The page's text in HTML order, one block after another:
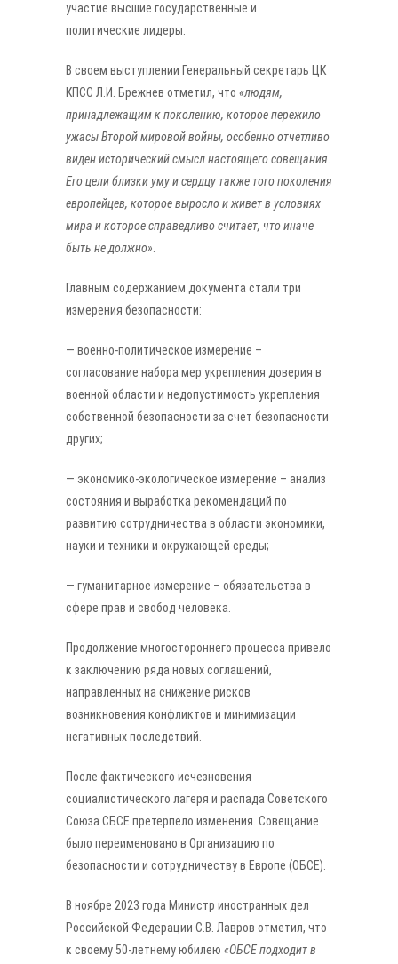
участие высшие государственные и
политические лидеры.
В своем выступлении Генеральный секретарь ЦК
КПСС Л.И. Брежнев отметил, что «людям,
принадлежащим к поколению, которое пережило
ужасы Второй мировой войны, особенно отчетливо
виден исторический смысл настоящего совещания.
Его цели близки уму и сердцу также того поколения
европейцев, которое выросло и живет в условиях
мира и которое справедливо считает, что иначе
быть не должно»
Главным содержанием документа стали три
измерения безопасности:
— военно-политическое измерение –
согласование набора мер укрепления доверия в
военной области и недопустимость укрепления
собственной безопасности за счет безопасности
других;
— экономико-экологическое измерение – анализ
состояния и выработка рекомендаций по
развитию сотрудничества в области экономики,
науки и техники и окружающей среды;
— гуманитарное измерение – обязательства в
сфере прав и свобод человека.
Продолжение многостороннего процесса привело
к заключению ряда новых соглашений,
направленных на снижение рисков
возникновения конфликтов и минимизации
негативных последствий.
После фактического исчезновения
социалистического лагеря и распада Советского
Союза СБСЕ претерпело изменения. Совещание
было переименовано в Организацию по
безопасности и сотрудничеству в Европе (ОБСЕ).
В ноябре 2023 года Министр иностранных дел
Российской Федерации С.В. Лавров отметил, что
к своему 50-летнему юбилею «ОБСЕ подходит в